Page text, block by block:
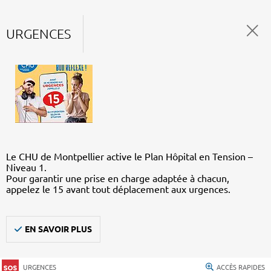
URGENCES
Le CHU de Montpellier active le Plan Hôpital en Tension –
Niveau 1.
Pour garantir une prise en charge adaptée à chacun,
appelez le 15 avant tout déplacement aux urgences.
EN SAVOIR PLUS
URGENCES ACCÈS RAPIDES